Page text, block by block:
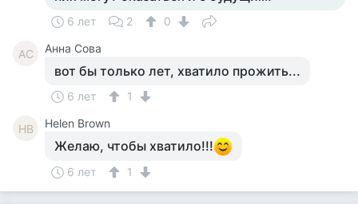
6 лет 2 0
АС Анна Сова
вот бы только лет, хватило прожить...
6 лет 1
HB Helen Brown
Желаю, чтобы хватило!!!
6 лет 1